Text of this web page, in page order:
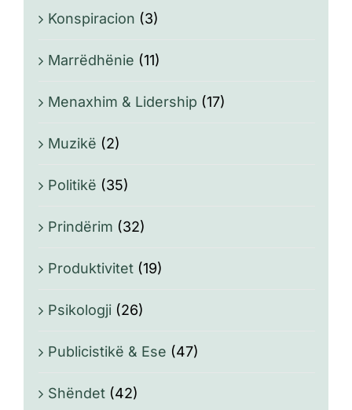
Konspiracion (3)
Marrëdhënie (11)
Menaxhim & Lidership (17)
Muzikë (2)
Politikë (35)
Prindërim (32)
Produktivitet (19)
Psikologji (26)
Publicistikë & Ese (47)
Shëndet (42)